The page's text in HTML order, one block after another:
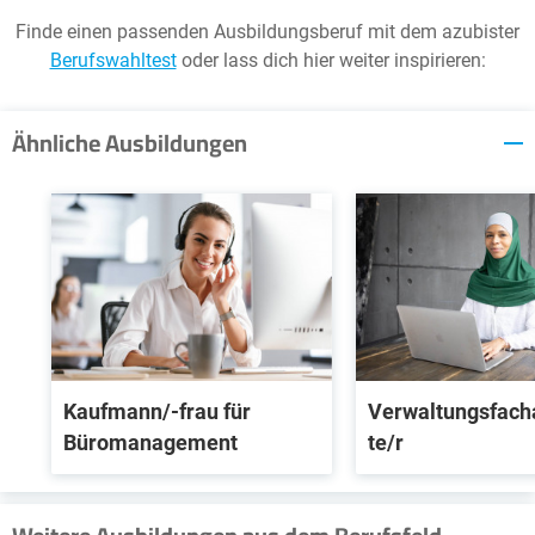
Finde einen passenden Ausbildungsberuf mit dem azubister
Berufswahltestoder lass dich hier weiter inspirieren:
Ähnliche Ausbildungen
Kaufmann/-frau für
Büromanagement
te/r